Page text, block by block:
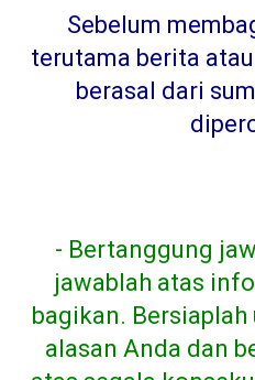
Sebelum
terutama berita
berasal dari
- Bertanggung
jawablah atas
bagikan.
alasan Anda dan